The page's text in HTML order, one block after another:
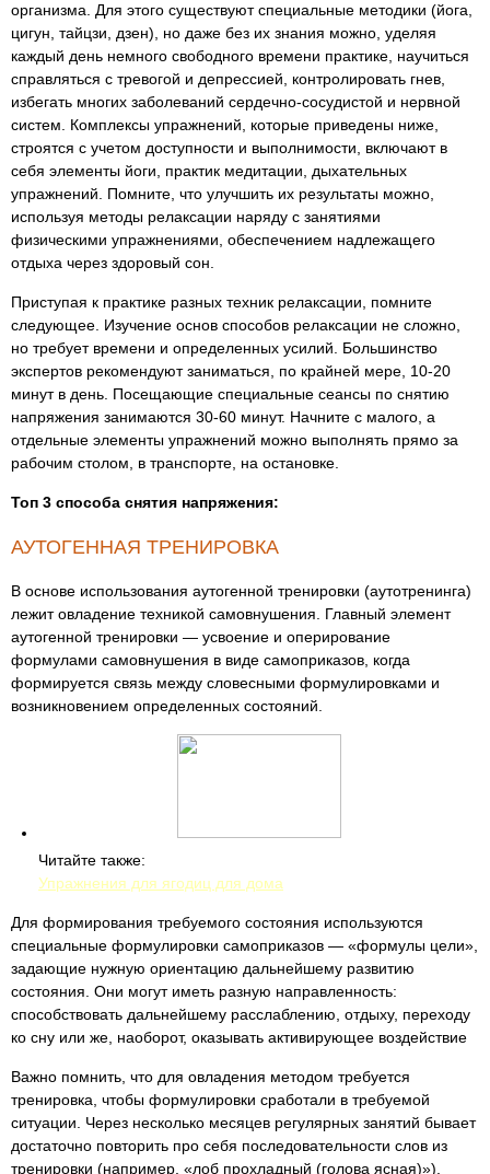
организма. Для этого существуют специальные методики (йога,
цигун, тайцзи, дзен), но даже без их знания можно, уделяя
каждый день немного свободного времени практике, научиться
справляться с тревогой и депрессией, контролировать гнев,
избегать многих заболеваний сердечно-сосудистой и нервной
систем. Комплексы упражнений, которые приведены ниже,
строятся с учетом доступности и выполнимости, включают в
себя элементы йоги, практик медитации, дыхательных
упражнений. Помните, что улучшить их результаты можно,
используя методы релаксации наряду с занятиями
физическими упражнениями, обеспечением надлежащего
отдыха через здоровый сон.
Приступая к практике разных техник релаксации, помните
следующее. Изучение основ способов релаксации не сложно,
но требует времени и определенных усилий. Большинство
экспертов рекомендуют заниматься, по крайней мере, 10-20
минут в день. Посещающие специальные сеансы по снятию
напряжения занимаются 30-60 минут. Начните с малого, а
отдельные элементы упражнений можно выполнять прямо за
рабочим столом, в транспорте, на остановке.
Топ 3 способа снятия напряжения:
АУТОГЕННАЯ ТРЕНИРОВКА
В основе использования аутогенной тренировки (аутотренинга)
лежит овладение техникой самовнушения. Главный элемент
аутогенной тренировки — усвоение и оперирование
формулами самовнушения в виде самоприказов, когда
формируется связь между словесными формулировками и
возникновением определенных состояний.
Читайте также:
Упражнения для ягодиц для дома
Для формирования требуемого состояния используются
специальные формулировки самоприказов — «формулы цели»,
задающие нужную ориентацию дальнейшему развитию
состояния. Они могут иметь разную направленность:
способствовать дальнейшему расслаблению, отдыху, переходу
ко сну или же, наоборот, оказывать активирующее воздействие
Важно помнить, что для овладения методом требуется
тренировка, чтобы формулировки сработали в требуемой
ситуации. Через несколько месяцев регулярных занятий бывает
достаточно повторить про себя последовательности слов из
тренировки (например, «лоб прохладный (голова ясная)»),